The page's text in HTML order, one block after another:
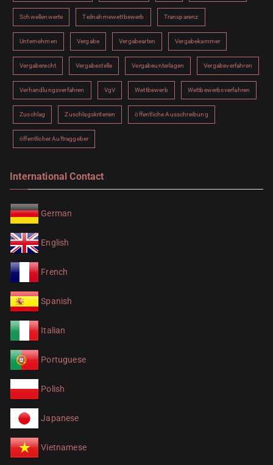
Schwellenwerte Teilnahmewettbewerb Transparenz
Unternehmen Vergabe Vergabearten Vergabekammer
Vergaberecht Vergabestelle Vergabeunterlagen Vergabeverfahren
Verhandlungsverfahren VgV Wettbewerb Wettbewerbsverfahren
Zuschlag Zuschlagskriterien öffentliche Ausschreibung
öffentlicher Auftraggeber
International Contact
German
English
French
Spanish
Italian
Portuguese
Polish
Japanese
Vietnamese